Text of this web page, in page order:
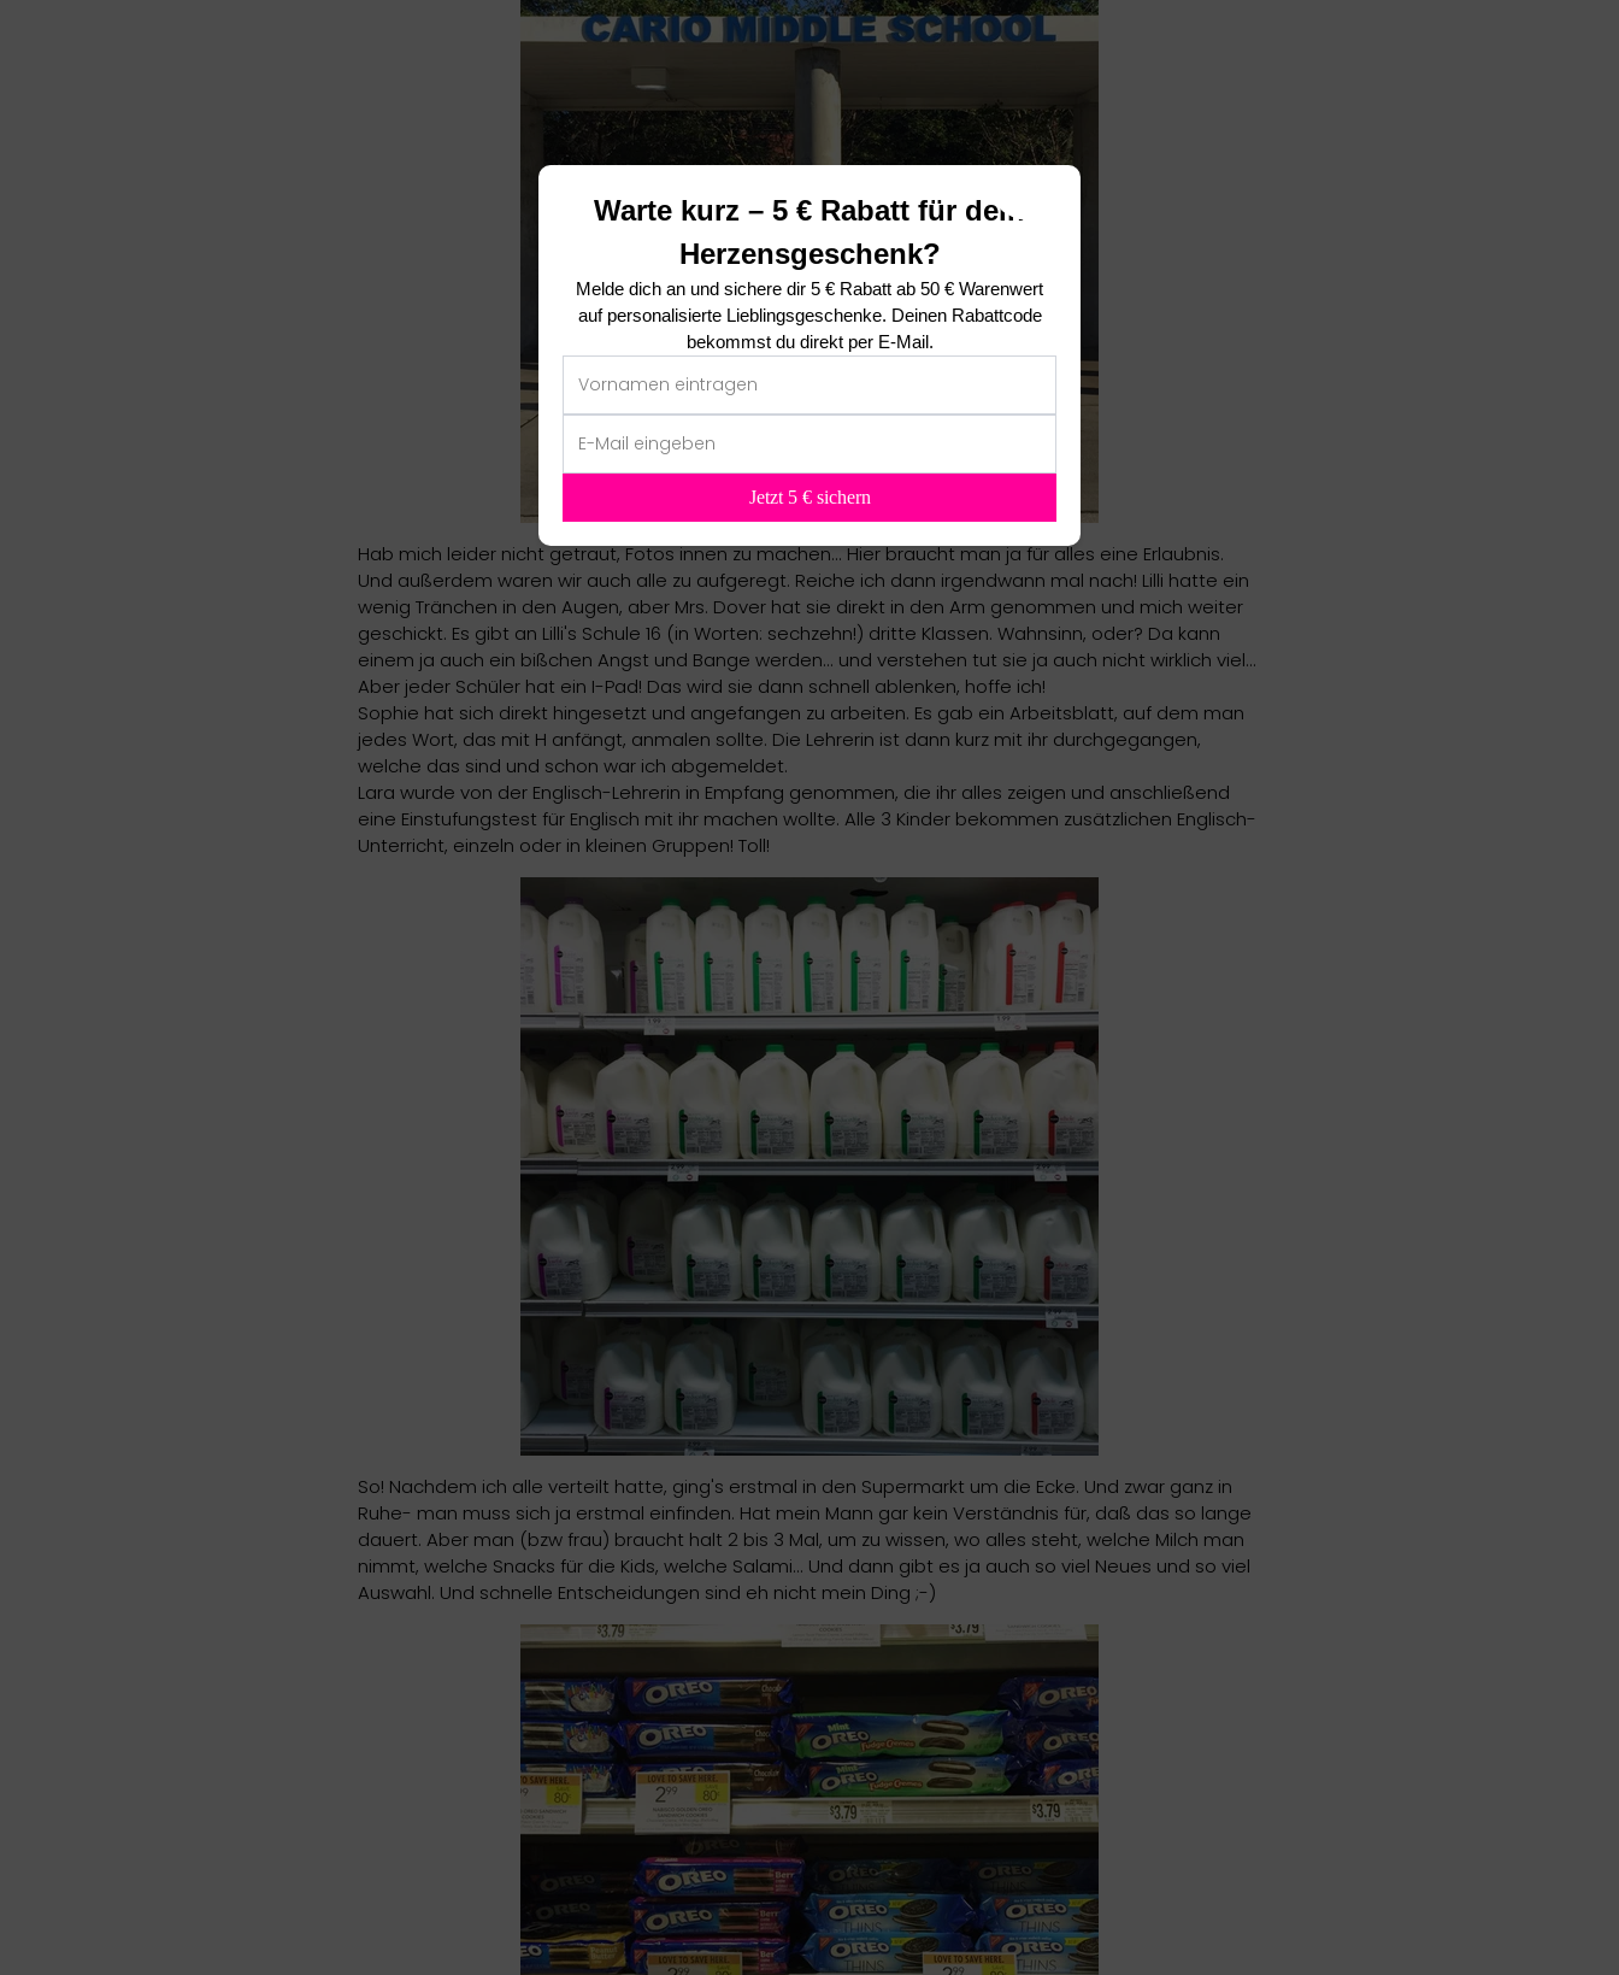
Hab mich leider nicht getraut, Fotos innen zu machen... Hier braucht man ja für alles eine Erlaubnis.
Und außerdem waren wir auch alle zu aufgeregt. Reiche ich dann irgendwann mal nach! Lilli hatte ein
wenig Tränchen in den Augen, aber Mrs. Dover hat sie direkt in den Arm genommen und mich weiter
geschickt. Es gibt an Lilli's Schule 16 (in Worten: sechzehn!) dritte Klassen. Wahnsinn, oder? Da kann
einem ja auch ein bißchen Angst und Bange werden... und verstehen tut sie ja auch nicht wirklich viel...
Aber jeder Schüler hat ein I-Pad! Das wird sie dann schnell ablenken, hoffe ich!
Sophie hat sich direkt hingesetzt und angefangen zu arbeiten. Es gab ein Arbeitsblatt, auf dem man
jedes Wort, das mit H anfängt, anmalen sollte. Die Lehrerin ist dann kurz mit ihr durchgegangen,
welche das sind und schon war ich abgemeldet.
Lara wurde von der Englisch-Lehrerin in Empfang genommen, die ihr alles zeigen und anschließend
eine Einstufungstest für Englisch mit ihr machen wollte. Alle 3 Kinder bekommen zusätzlichen Englisch-
Unterricht, einzeln oder in kleinen Gruppen! Toll!
So! Nachdem ich alle verteilt hatte, ging's erstmal in den Supermarkt um die Ecke. Und zwar ganz in
Ruhe- man muss sich ja erstmal einfinden. Hat mein Mann gar kein Verständnis für, daß das so lange
dauert. Aber man (bzw frau) braucht halt 2 bis 3 Mal, um zu wissen, wo alles steht, welche Milch man
nimmt, welche Snacks für die Kids, welche Salami... Und dann gibt es ja auch so viel Neues und so viel
Auswahl. Und schnelle Entscheidungen sind eh nicht mein Ding ;-)
Warte kurz – 5 € Rabatt für dein
Herzensgeschenk?
Melde dich an und sichere dir 5 € Rabatt ab 50 € Warenwert
auf personalisierte Lieblingsgeschenke. Deinen Rabattcode
bekommst du direkt per E-Mail.
Jetzt 5 € sichern